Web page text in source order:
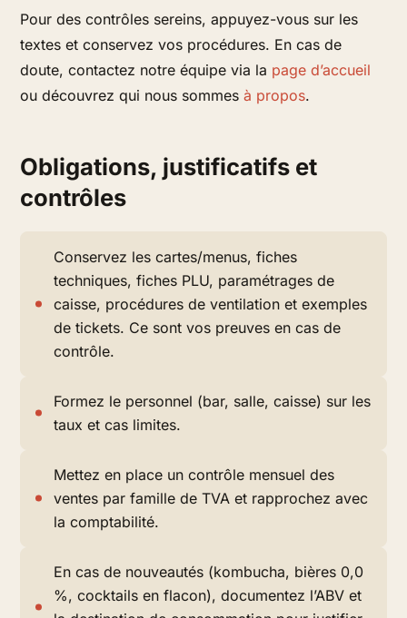
Pour des contrôles sereins, appuyez-vous sur les
textes et conservez vos procédures. En cas de
doute, contactez notre équipe via la page d’accueil
ou découvrez qui nous sommesà propos.
Obligations, justificatifs et
contrôles
Conservez les cartes/menus, fiches
techniques, fiches PLU, paramétrages de
caisse, procédures de ventilation et exemples
de tickets. Ce sont vos preuves en cas de
contrôle.
Formez le personnel (bar, salle, caisse) sur les
taux et cas limites.
Mettez en place un contrôle mensuel des
ventes par famille de TVA et rapprochez avec
la comptabilité.
En cas de nouveautés (kombucha, bières 0,0
%, cocktails en flacon), documentez l’ABV et